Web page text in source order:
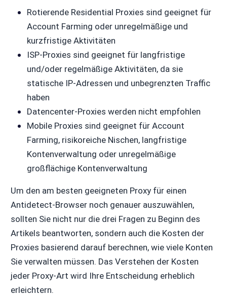
Rotierende Residential Proxies sind geeignet für
Account Farming oder unregelmäßige und
kurzfristige Aktivitäten
ISP-Proxies sind geeignet für langfristige
und/oder regelmäßige Aktivitäten, da sie
statische IP-Adressen und unbegrenzten Traffic
haben
Datencenter-Proxies werden nicht empfohlen
Mobile Proxies sind geeignet für Account
Farming, risikoreiche Nischen, langfristige
Kontenverwaltung oder unregelmäßige
großflächige Kontenverwaltung
Um den am besten geeigneten Proxy für einen
Antidetect-Browser noch genauer auszuwählen,
sollten Sie nicht nur die drei Fragen zu Beginn des
Artikels beantworten, sondern auch die Kosten der
Proxies basierend darauf berechnen, wie viele Konten
Sie verwalten müssen. Das Verstehen der Kosten
jeder Proxy-Art wird Ihre Entscheidung erheblich
erleichtern.